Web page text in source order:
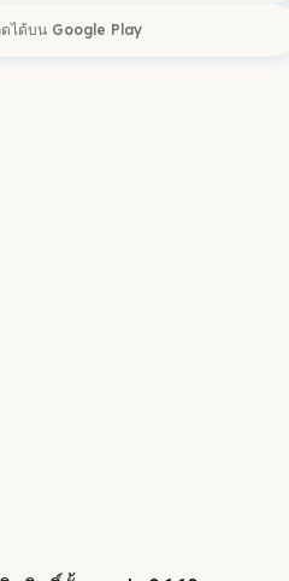
ได้บน Google Play